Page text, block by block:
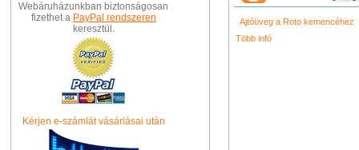
Webáruházunkban biztonságosan
fizethet a PayPal rendszeren
keresztül.
Kérjen e-számlát vásárlásai után
Ajtóüveg a Roto kemencéhez
Több infó